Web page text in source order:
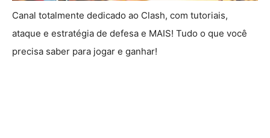
Canal totalmente dedicado ao Clash, com tutoriais,
ataque e estratégia de defesa e MAIS! Tudo o que você
precisa saber para jogar e ganhar!